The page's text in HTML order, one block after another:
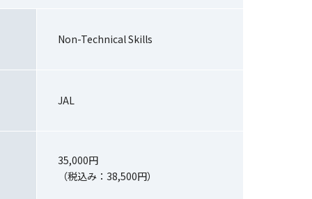
Non-Technical Skills
JAL
35,000円
（税込み：38,500円）